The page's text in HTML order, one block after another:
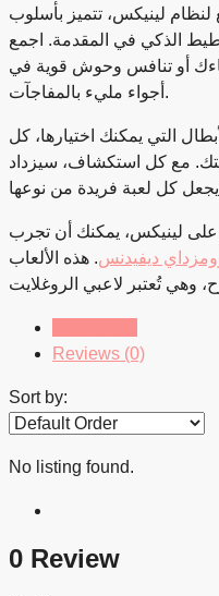
لنظام لينيكس، تتميز بأسلوب
الذكي في المقدمة. اجمع
أو تنافس وحوش قوية في
أجواء مليء بالمفاجآت.
التي يمكنك اختيارها، كل
مع كل استكشاف، سيزداد
لينيكس، يمكنك أن تجرب
ديفيدنس. هذه الألعاب
Reviews (0)
Sort by:
No listing found.
0 Review